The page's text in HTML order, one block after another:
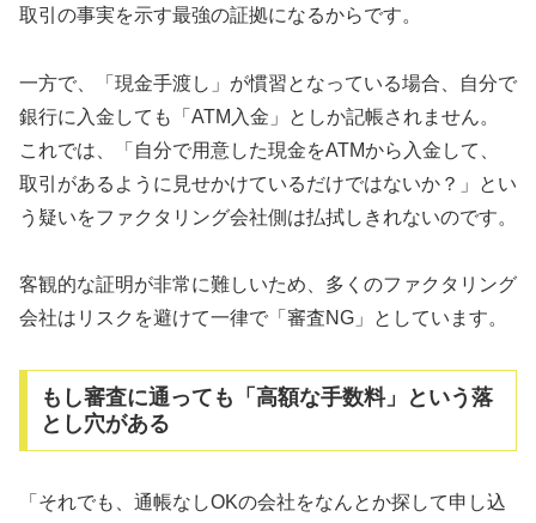
取引の事実を示す最強の証拠になるからです。
一方で、「現金手渡し」が慣習となっている場合、自分で
銀行に入金しても「ATM入金」としか記帳されません。
これでは、「自分で用意した現金をATMから入金して、
取引があるように見せかけているだけではないか？」とい
う疑いをファクタリング会社側は払拭しきれないのです。
客観的な証明が非常に難しいため、多くのファクタリング
会社はリスクを避けて一律で「審査NG」としています。
もし審査に通っても「高額な手数料」という落
とし穴がある
「それでも、通帳なしOKの会社をなんとか探して申し込